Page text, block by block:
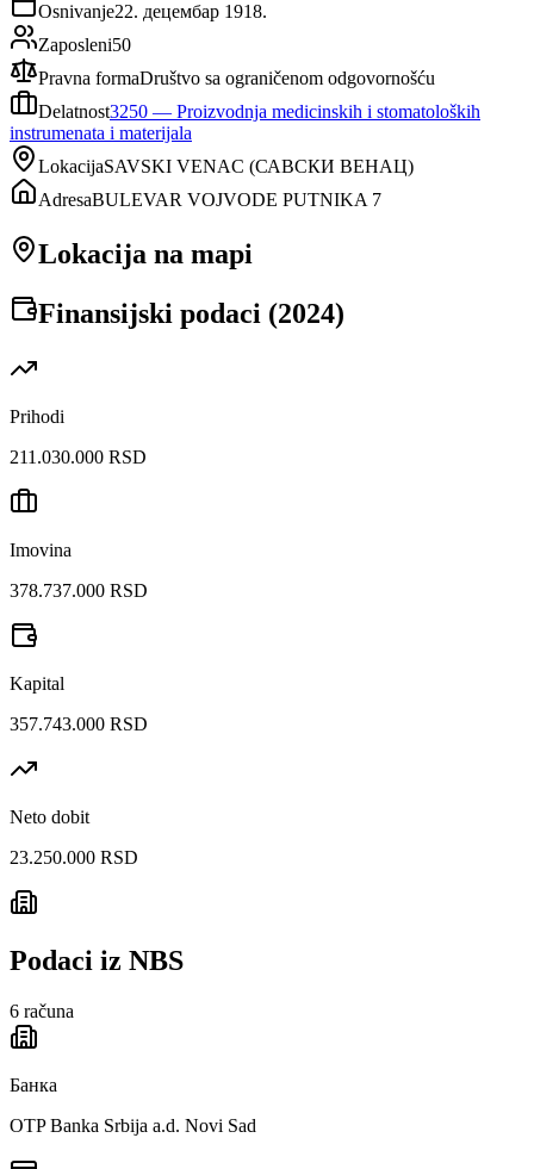
Osnivanje22. децембар 1918.
Zaposleni50
Pravna formaDruštvo sa ograničenom odgovornošću
Delatnost3250 — Proizvodnja medicinskih i stomatoloških
instrumenata i materijala
LokacijaSAVSKI VENAC (САВСКИ ВЕНАЦ)
AdresaBULEVAR VOJVODE PUTNIKA 7
Lokacija na mapi
Finansijski podaci (2024)
Prihodi
211.030.000 RSD
Imovina
378.737.000 RSD
Kapital
357.743.000 RSD
Neto dobit
23.250.000 RSD
Podaci iz NBS
6 računa
Банка
OTP Banka Srbija a.d. Novi Sad